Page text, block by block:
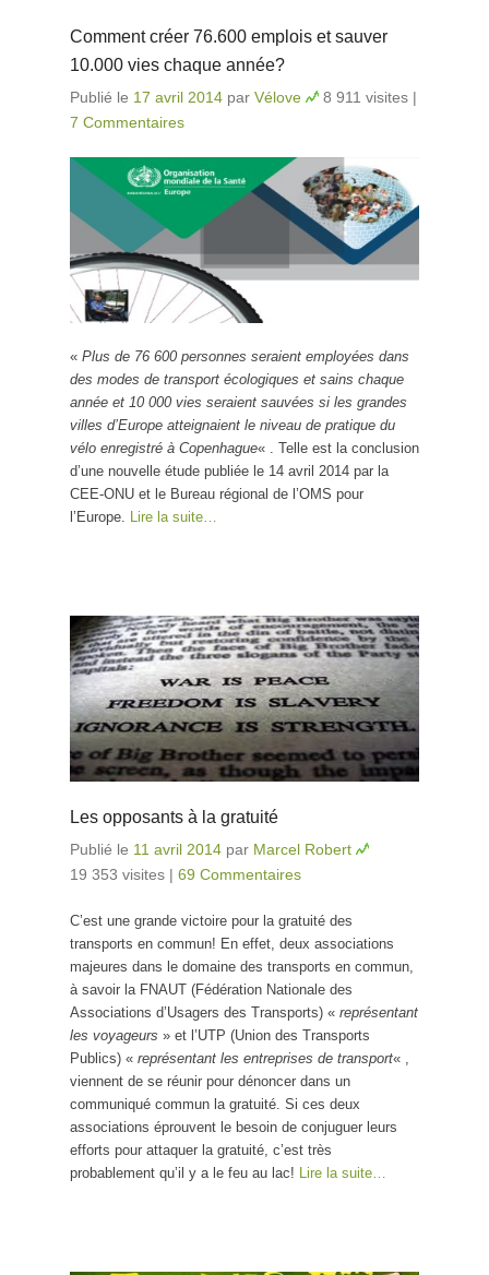
Comment créer 76.600 emplois et sauver
10.000 vies chaque année?
Publié le 17 avril 2014 par Vélove 8 911 visites |
7 Commentaires
« Plus de 76 600 personnes seraient employées dans
des modes de transport écologiques et sains chaque
année et 10 000 vies seraient sauvées si les grandes
villes d’Europe atteignaient le niveau de pratique du
vélo enregistré à Copenhague« . Telle est la conclusion
d’une nouvelle étude publiée le 14 avril 2014 par la
CEE-ONU et le Bureau régional de l’OMS pour
l’Europe. Lire la suite…
Les opposants à la gratuité
Publié le 11 avril 2014 par Marcel Robert
19 353 visites | 69 Commentaires
C’est une grande victoire pour la gratuité des
transports en commun! En effet, deux associations
majeures dans le domaine des transports en commun,
à savoir la FNAUT (Fédération Nationale des
Associations d’Usagers des Transports) « représentant
les voyageurs » et l’UTP (Union des Transports
Publics) « représentant les entreprises de transport« ,
viennent de se réunir pour dénoncer dans un
communiqué commun la gratuité. Si ces deux
associations éprouvent le besoin de conjuguer leurs
efforts pour attaquer la gratuité, c’est très
probablement qu’il y a le feu au lac! Lire la suite…